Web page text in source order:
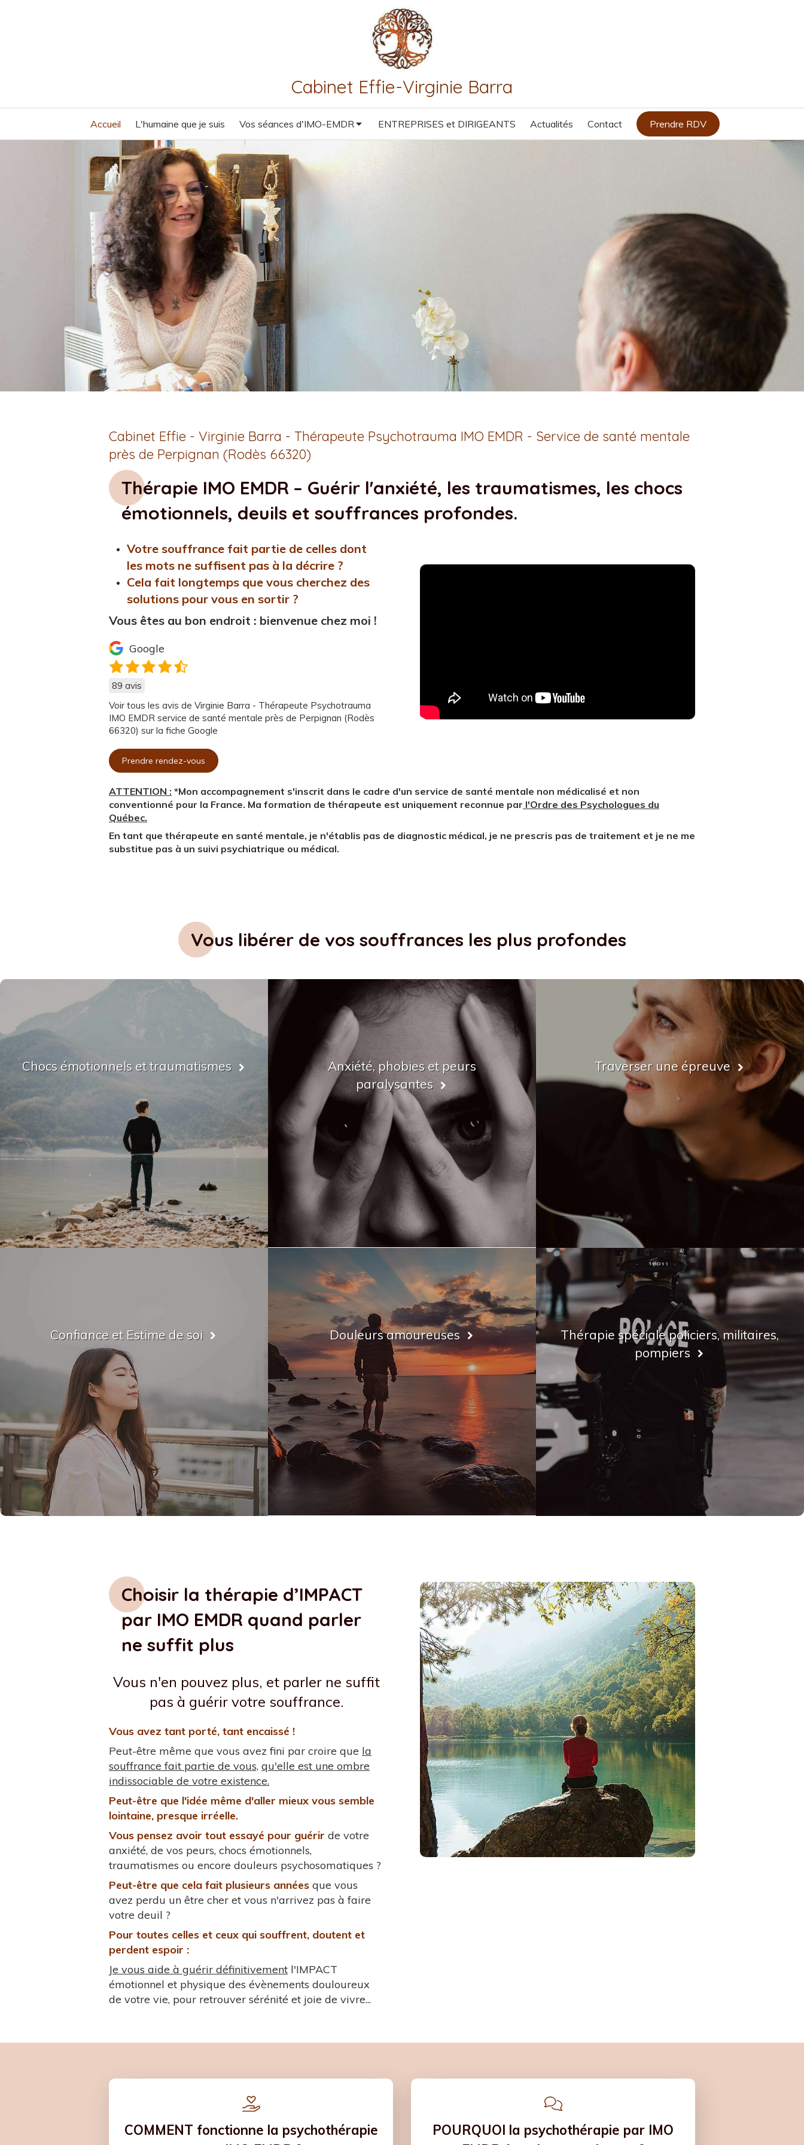
Cabinet Effie-Virginie Barra
Accueil L'humaine que je suis Vos séances d'IMO-EMDR ENTREPRISES et DIRIGEANTS Actualités Contact Prendre RDV
Cabinet Effie - Virginie Barra - Thérapeute Psychotrauma IMO EMDR - Service de santé mentale
près de Perpignan (Rodès 66320)
Thérapie IMO EMDR – Guérir l'anxiété, les traumatismes, les chocs
émotionnels, deuils et souffrances profondes.
Votre souffrance fait partie de celles dont
les mots ne suffisent pas à la décrire ?
Cela fait longtemps que vous cherchez des
solutions pour vous en sortir ?
Vous êtes au bon endroit : bienvenue chez moi !
Google
89 avis
Voir tous les avis de Virginie Barra - Thérapeute Psychotrauma
IMO EMDR service de santé mentale près de Perpignan (Rodès
66320) sur la fiche Google
Prendre rendez-vous
ATTENTION : *Mon accompagnement s'inscrit dans le cadre d'un service de santé mentale non médicalisé et non
conventionné pour la France. Ma formation de thérapeute est uniquement reconnue par l'Ordre des Psychologues du
Québec.
En tant que thérapeute en santé mentale, je n'établis pas de diagnostic médical, je ne prescris pas de traitement et je ne me
substitue pas à un suivi psychiatrique ou médical.
Vous libérer de vos souffrances les plus profondes
Chocs émotionnels et traumatismes
Anxiété, phobies et peurs
paralysantes
Traverser une épreuve
Confiance et Estime de soi Douleurs amoureuses
Thérapie spéciale policiers, militaires,
pompiers
Choisir la thérapie d’IMPACT
par IMO EMDR quand parler
ne suffit plus
Vous n'en pouvez plus, et parler ne suffit
pas à guérir votre souffrance.
Vous avez tant porté, tant encaissé !
Peut-être même que vous avez fini par croire que la
souffrance fait partie de vous, qu'elle est une ombre
indissociable de votre existence.
Peut-être que l'idée même d'aller mieux vous semble
lointaine, presque irréelle.
Vous pensez avoir tout essayé pour guérir de votre
anxiété, de vos peurs, chocs émotionnels,
traumatismes ou encore douleurs psychosomatiques ?
Peut-être que cela fait plusieurs années que vous
avez perdu un être cher et vous n'arrivez pas à faire
votre deuil ?
Pour toutes celles et ceux qui souffrent, doutent et
perdent espoir :
Je vous aide à guérir définitivement l'IMPACT
émotionnel et physique des évènements douloureux
de votre vie, pour retrouver sérénité et joie de vivre...
COMMENT fonctionne la psychothérapie
POURQUOI la psychothérapie par IMO